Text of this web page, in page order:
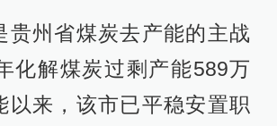
贵州省煤炭去产能的主战
化解煤炭过剩产能589万
以来，该市已平稳安置职